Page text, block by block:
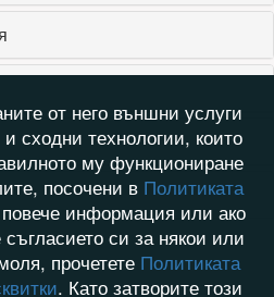
от него външни услуги
и сходни технологии, които
му функциониране
посочени в Политиката
информация или ако
си за някои или
прочетете Политиката
. Като затворите този